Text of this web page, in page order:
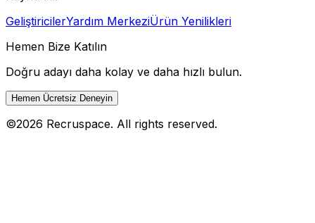
GeliştiricilerYardım MerkeziÜrün Yenilikleri
Hemen Bize Katılın
Doğru adayı daha kolay ve daha hızlı bulun.
Hemen Ücretsiz Deneyin
©2026 Recruspace. All rights reserved.